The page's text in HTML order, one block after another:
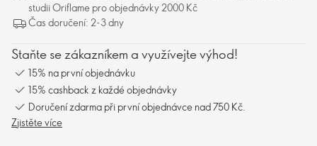
studii Oriflame pro objednávky 2000 Kč
Čas doručení: 2-3 dny
Staňte se zákazníkem a využívejte výhod!
15% na první objednávku
15% cashback z každé objednávky
Doručení zdarma při první objednávce nad 750 Kč.
Zjistěte více